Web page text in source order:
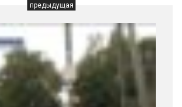
предыдущая